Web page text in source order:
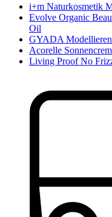
i+m Naturkosmetik
Evolve Organic
Oil
GYADA
Acorelle
Living Proof No